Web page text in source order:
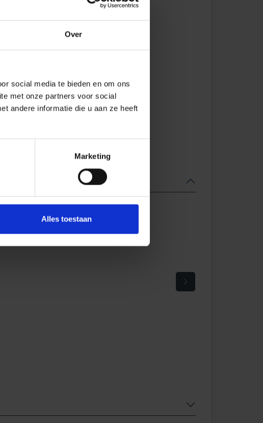
Over
social media te bieden en om ons
met onze partners voor social
andere informatie die u aan ze heeft
Marketing
Alles toestaan